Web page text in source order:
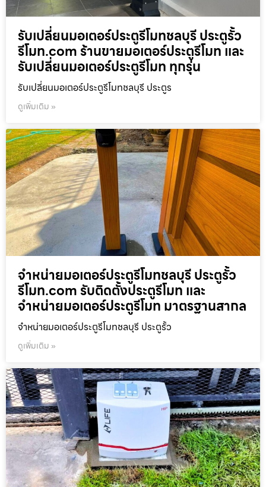
รับเปลี่ยนมอเตอร์ประตูรีโมทชลบุรี ประตูรั้ว
รีโมท.com ร้านขายมอเตอร์ประตูรีโมท และ
รับเปลี่ยนมอเตอร์ประตูรีโมท ทุกรุ่น
รับเปลี่ยนมอเตอร์ประตูรีโมทชลบุรี ประตูร
ดูเพิ่มเติม »
จำหน่ายมอเตอร์ประตูรีโมทชลบุรี ประตูรั้ว
รีโมท.com รับติดตั้งประตูรีโมท และ
จำหน่ายมอเตอร์ประตูรีโมท มาตรฐานสากล
จำหน่ายมอเตอร์ประตูรีโมทชลบุรี ประตูรั้ว
ดูเพิ่มเติม »